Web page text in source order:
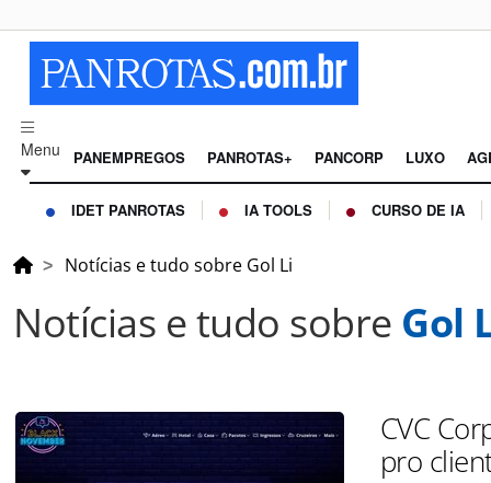
Menu PANEMPREGOS PANROTAS+ PANCORP LUXO
IDET PANROTAS IA TOOLS CURSO DE IA
Notícias e tudo sobre Gol Li
Notícias e tudo sobre Gol
CVC
pro